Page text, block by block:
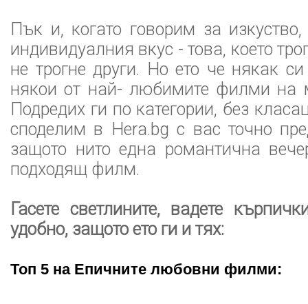
Пък и, когато говорим за
индивидуалния вкус - това, което
не трогне други. Но ето че някак
някои от най- любимите филми на
Подредих ги по категории, без
споделим в Hera.bg с вас точно
защото нито една романтична
подходящ филм.
Гасете светлините, вадете
удобно, защото ето ги и тях:
Топ 5 на Епичните любовни филми: